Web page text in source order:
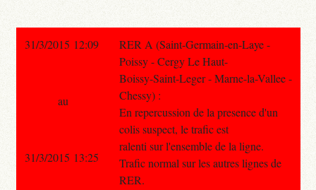
31/3/2015 12:09
RER A (Saint-Germain-en-Laye -
Poissy - Cergy Le Haut-
Boissy-Saint-Leger - Marne-la-Vallee -
Chessy) :
En repercussion de la presence d'un
colis suspect, le trafic est
ralenti sur l'ensemble de la ligne.
Trafic normal sur les autres lignes de
RER.
au
31/3/2015 13:25